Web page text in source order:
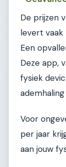
De prijzen
levert
Een
Deze app,
fysiek
Voor
per jaar
aan jouw